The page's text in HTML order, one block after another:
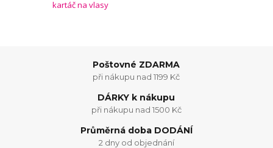
Poštovné ZDARMA
při nákupu nad 1199 Kč
DÁRKY k nákupu
při nákupu nad 1500 Kč
Průměrná doba DODÁNÍ
2 dny od objednání